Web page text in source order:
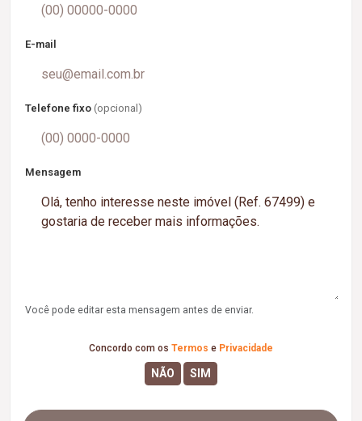
E-mail
Telefone fixo (opcional)
Mensagem
Você pode editar esta mensagem antes de enviar.
Concordo com os Termos e Privacidade